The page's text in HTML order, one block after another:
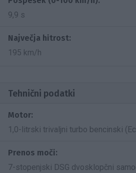
9,9 s
Največja hitrost:
195 km/h
Tehnični podatki
Motor:
1,0-litrski trivaljni turbo bencinski
Prenos moči:
7-stopenjski DSG dvosklopčni